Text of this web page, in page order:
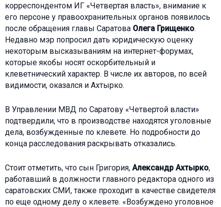
корреспондентом ИГ «Четвертая власть», внимание к
его персоне у правоохранительных органов появилось
после обращения главы Саратова Олега Грищенко.
Недавно мэр попросил дать юридическую оценку
некоторым высказываниям на интернет-форумах,
которые якобы носят оскорбительный и
клеветнический характер. В числе их авторов, по всей
видимости, оказался и Ахтырко.
В Управлении МВД по Саратову «Четвертой власти»
подтвердили, что в производстве находятся уголовные
дела, возбужденные по клевете. Но подробности до
конца расследования раскрывать отказались.
Стоит отметить, что сын Григория, Александр Ахтырко,
работавший в должности главного редактора одного из
саратовских СМИ, также проходит в качестве свидетеля
по еще одному делу о клевете. «Возбуждено уголовное